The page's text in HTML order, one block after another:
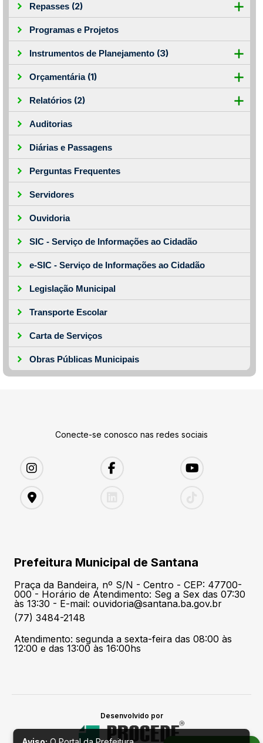
Repasses (2)
Programas e Projetos
Instrumentos de Planejamento (3)
Orçamentária (1)
Relatórios (2)
Auditorias
Diárias e Passagens
Perguntas Frequentes
Servidores
Ouvidoria
SIC - Serviço de Informações ao Cidadão
e-SIC - Serviço de Informações ao Cidadão
Legislação Municipal
Transporte Escolar
Carta de Serviços
Obras Públicas Municipais
Conecte-se conosco nas redes sociais
Prefeitura Municipal de Santana
Praça da Bandeira, nº S/N - Centro - CEP: 47700-
000 - Horário de Atendimento: Seg a Sex das 07:30
às 13:30 - E-mail: ouvidoria@santana.ba.gov.br
(77) 3484-2148
Atendimento: segunda a sexta-feira das 08:00 às
12:00 e das 13:00 às 16:00hs
Desenvolvido por